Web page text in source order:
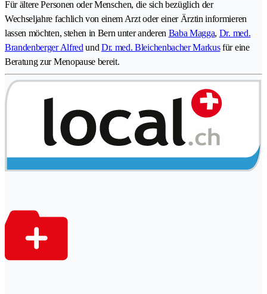
Für ältere Personen oder Menschen, die sich bezüglich der
Wechseljahre fachlich von einem Arzt oder einer Ärztin informieren
lassen möchten, stehen in Bern unter anderen Baba Magga, Dr. med.
Brandenberger Alfred undDr. med. Bleichenbacher Markusfür eine
Beratung zur Menopause bereit.